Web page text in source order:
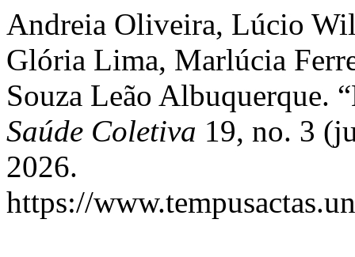
Andreia Oliveira, Lúcio
Glória Lima, Marlúcia
Souza Leão Albuquerque.
Saúde Coletiva 19, no. 3
2026.
https://